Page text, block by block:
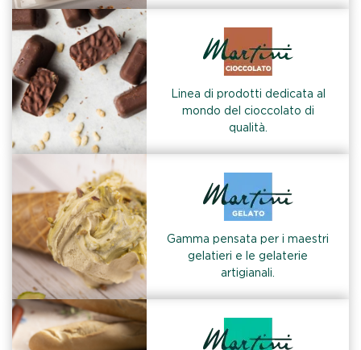
Linea di prodotti dedicata al
mondo del cioccolato di
qualità.
Gamma pensata per i maestri
gelatieri e le gelaterie
artigianali.